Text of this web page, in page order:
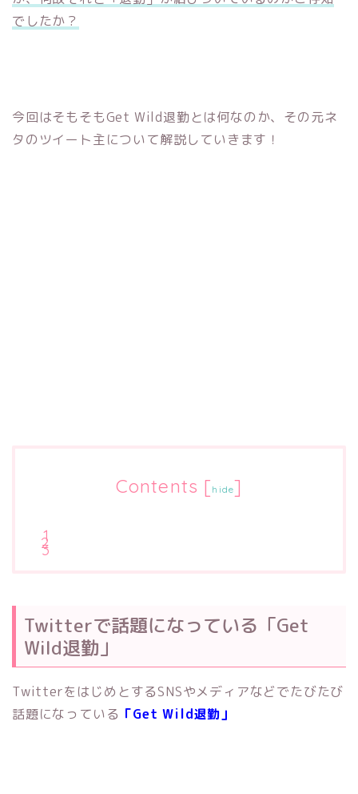
でしたか？
今回はそもそもGet Wild退勤とは何なのか、その元ネ
タのツイート主について解説していきます！
Contents [ hide]
Twitterで話題になっている「Get
Wild退勤」
TwitterをはじめとするSNSやメディアなどでたびたび
話題になっている 「Get Wild退勤」